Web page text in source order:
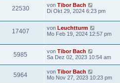
22530 von Tibor Bach
Di Okt 29, 2024 6:23 pm
17407 von Leuchtturm
Mo Feb 19, 2024 12:57 pm
5985 von Tibor Bach
Sa Dez 02, 2023 10:54 am
5964 von Tibor Bach
Mo Nov 27, 2023 10:23 pm